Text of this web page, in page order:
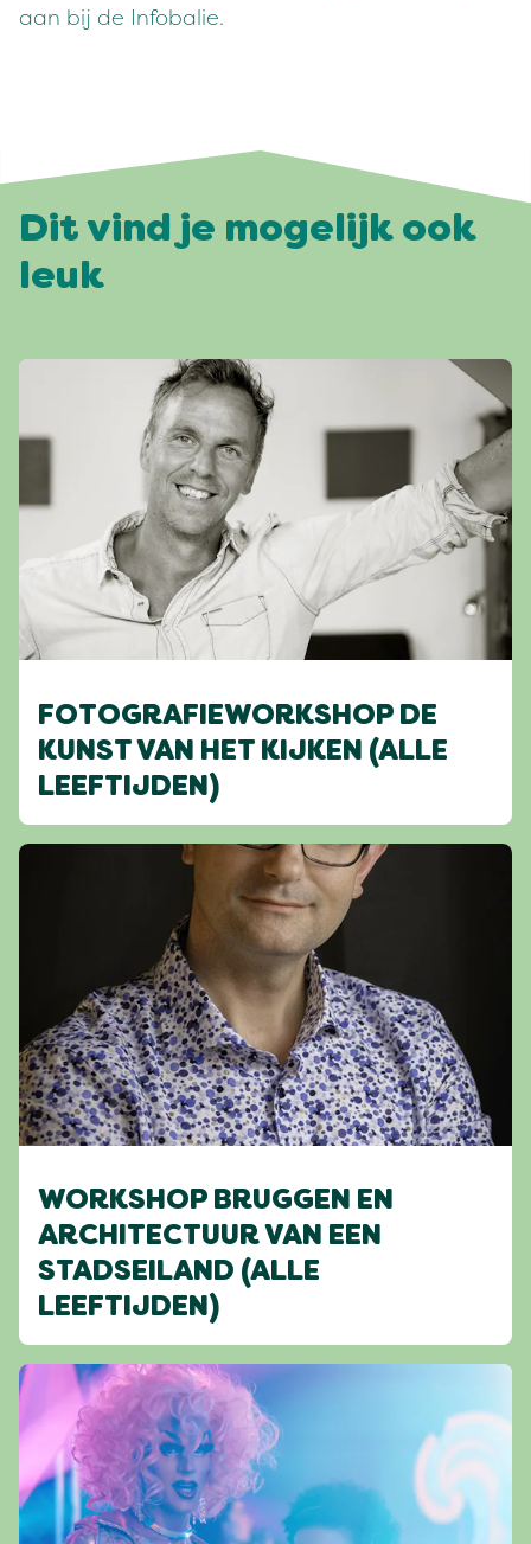
aan bij de Infobalie.
Dit vind je mogelijk ook
leuk
FOTOGRAFIEWORKSHOP DE
KUNST VAN HET KIJKEN (ALLE
LEEFTIJDEN)
WORKSHOP BRUGGEN EN
ARCHITECTUUR VAN EEN
STADSEILAND (ALLE
LEEFTIJDEN)